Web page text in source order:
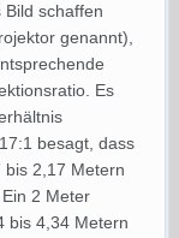
schaffen
genannt),
Es
besagt, dass
2,17 Metern
2 Meter
bis 4,34 Metern